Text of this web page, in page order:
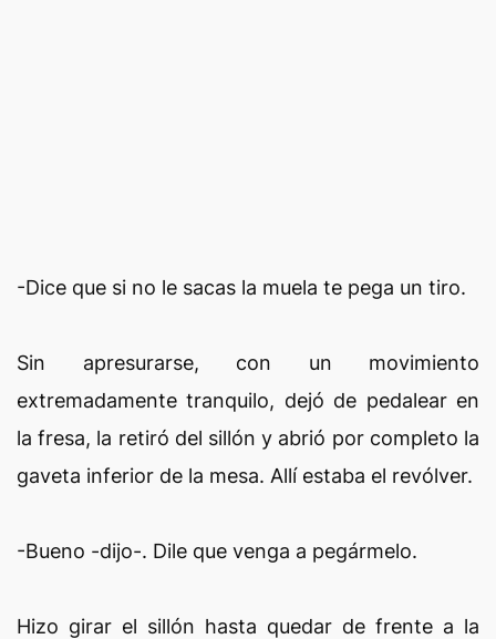
-Dice que si no le sacas la muela te pega un tiro.
Sin apresurarse, con un movimiento
extremadamente tranquilo, dejó de pedalear en
la fresa, la retiró del sillón y abrió por completo la
gaveta inferior de la mesa. Allí estaba el revólver.
-Bueno -dijo-. Dile que venga a pegármelo.
Hizo girar el sillón hasta quedar de frente a la